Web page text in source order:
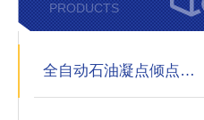
PRODUCTS
全自动石油凝点倾点测定仪